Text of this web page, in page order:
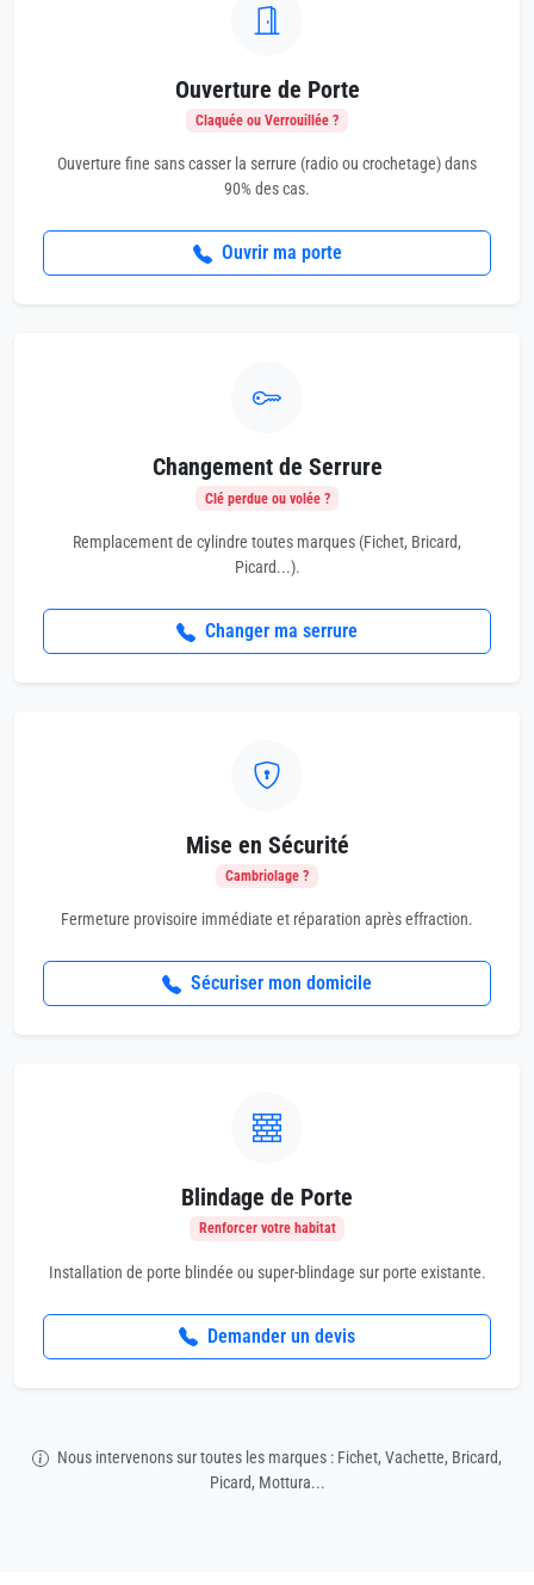
Ouverture de Porte
Claquée ou Verrouillée ?
Ouverture fine sans casser la serrure (radio ou crochetage) dans
90% des cas.
Ouvrir ma porte
Changement de Serrure
Clé perdue ou volée ?
Remplacement de cylindre toutes marques (Fichet, Bricard,
Picard...).
Changer ma serrure
Mise en Sécurité
Cambriolage ?
Fermeture provisoire immédiate et réparation après effraction.
Sécuriser mon domicile
Blindage de Porte
Renforcer votre habitat
Installation de porte blindée ou super-blindage sur porte existante.
Demander un devis
Nous intervenons sur toutes les marques : Fichet, Vachette, Bricard,
Picard, Mottura...